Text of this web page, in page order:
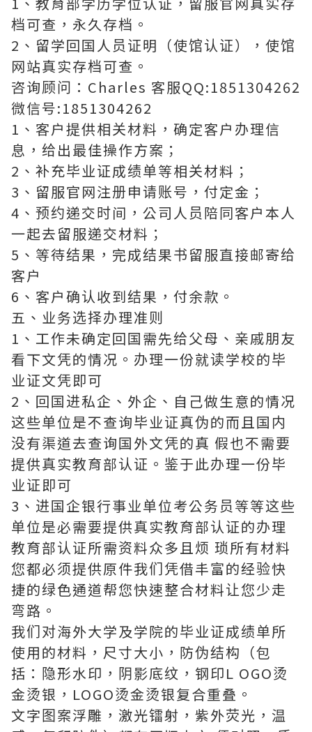
档可查，永久存档。
2、留学回国人员证明（使馆认证），使馆
网站真实存档可查。
咨询顾问：Charles 客服QQ:1851304262
微信号:1851304262
1、客户提供相关材料，确定客户办理信
息，给出最佳操作方案；
2、补充毕业证成绩单等相关材料；
3、留服官网注册申请账号，付定金；
4、预约递交时间，公司人员陪同客户本人
一起去留服递交材料；
5、等待结果，完成结果书留服直接邮寄给
客户
6、客户确认收到结果，付余款。
五、业务选择办理准则
1、工作未确定回国需先给父母、亲戚朋友
看下文凭的情况。办理一份就读学校的毕
业证文凭即可
2、回国进私企、外企、自己做生意的情况
这些单位是不查询毕业证真伪的而且国内
没有渠道去查询国外文凭的真 假也不需要
提供真实教育部认证。鉴于此办理一份毕
业证即可
3、进国企银行事业单位考公务员等等这些
单位是必需要提供真实教育部认证的办理
教育部认证所需资料众多且烦 琐所有材料
您都必须提供原件我们凭借丰富的经验快
捷的绿色通道帮您快速整合材料让您少走
弯路。
我们对海外大学及学院的毕业证成绩单所
使用的材料，尺寸大小，防伪结构（包
括：隐形水印，阴影底纹，钢印L OGO烫
金烫银，LOGO烫金烫银复合重叠。
文字图案浮雕，激光镭射，紫外荧光，温